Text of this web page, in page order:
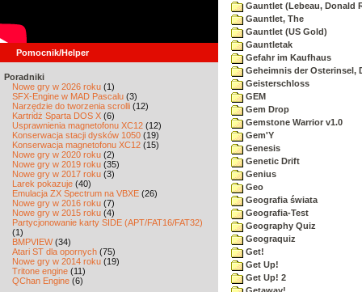
Pomocnik/Helper
Poradniki
Nowe gry w 2026 roku (1)
SFX-Engine w MAD Pascalu (3)
Narzędzie do tworzenia scrolli (12)
Kartridż Sparta DOS X (6)
Usprawnienia magnetofonu XC12 (12)
Konserwacja stacji dysków 1050 (19)
Konserwacja magnetofonu XC12 (15)
Nowe gry w 2020 roku (2)
Nowe gry w 2019 roku (35)
Nowe gry w 2017 roku (3)
Larek pokazuje (40)
Emulacja ZX Spectrum na VBXE (26)
Nowe gry w 2016 roku (7)
Nowe gry w 2015 roku (4)
Partycjonowanie karty SIDE (APT/FAT16/FAT32)
(1)
BMPVIEW(34)
Atari ST dla opornych (75)
Nowe gry w 2014 roku (19)
Tritone engine (11)
QChan Engine (6)
Gauntlet (Lebeau, Donald
Gauntlet, The
Gauntlet (US Gold)
Gauntletak
Gefahr im Kaufhaus
Geheimnis der Osterinsel,
Geisterschloss
GEM
Gem Drop
Gemstone Warrior v1.0
Gem'Y
Genesis
Genetic Drift
Genius
Geo
Geografia świata
Geografia-Test
Geography Quiz
Geograquiz
Get!
Get Up!
Get Up! 2